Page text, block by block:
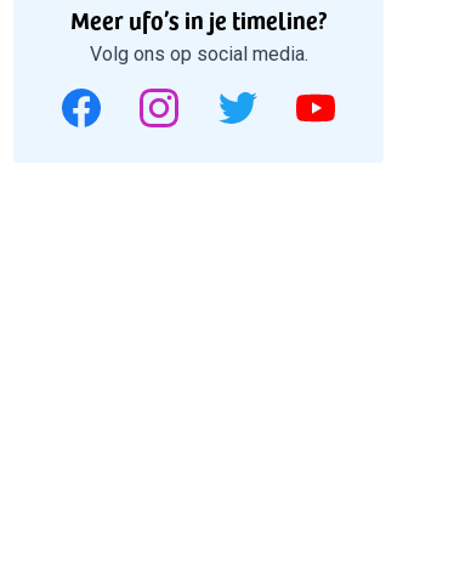
Meer ufo’s in je timeline?
Volg ons op social media.